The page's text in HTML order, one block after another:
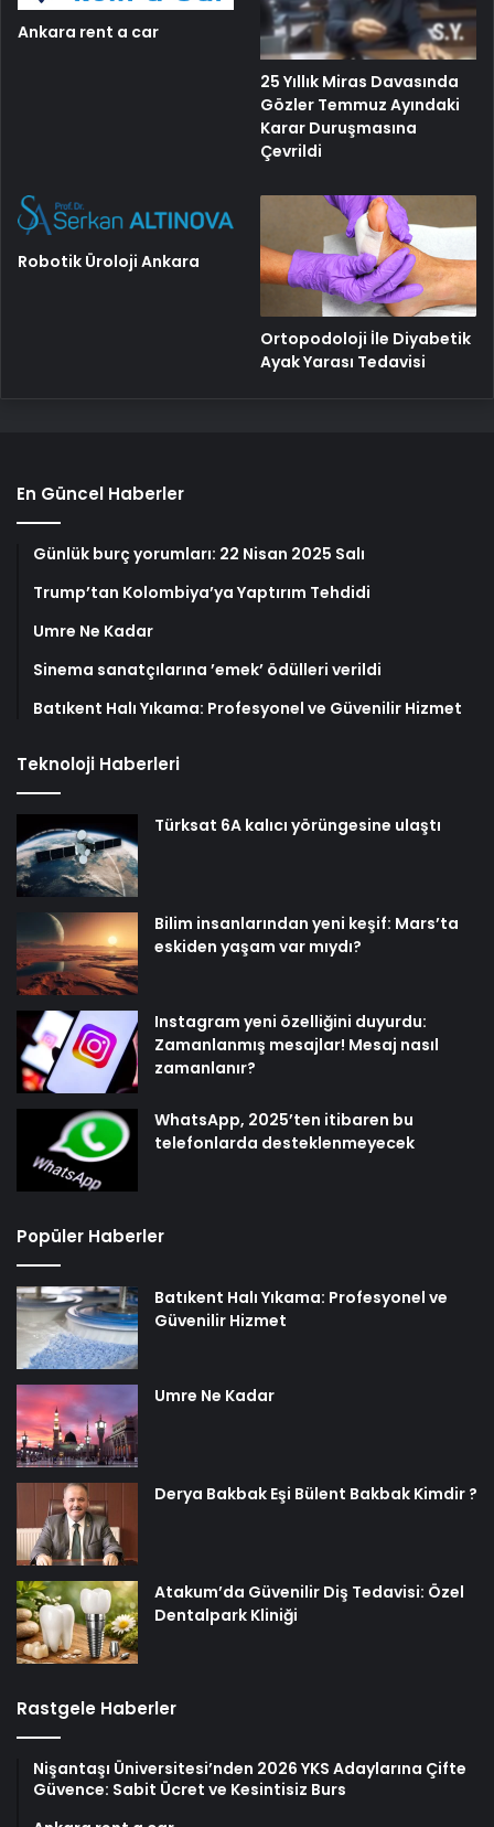
Ankara rent a car
25 Yıllık Miras Davasında
Gözler Temmuz Ayındaki
Karar Duruşmasına
Çevrildi
Robotik Üroloji Ankara
Ortopodoloji İle Diyabetik
Ayak Yarası Tedavisi
En Güncel Haberler
Günlük burç yorumları: 22 Nisan 2025 Salı
Trump’tan Kolombiya’ya Yaptırım Tehdidi
Umre Ne Kadar
Sinema sanatçılarına ’emek’ ödülleri verildi
Batıkent Halı Yıkama: Profesyonel ve Güvenilir Hizmet
Teknoloji Haberleri
Türksat 6A kalıcı yörüngesine ulaştı
Bilim insanlarından yeni keşif: Mars’ta
eskiden yaşam var mıydı?
Instagram yeni özelliğini duyurdu:
Zamanlanmış mesajlar! Mesaj nasıl
zamanlanır?
WhatsApp, 2025’ten itibaren bu
telefonlarda desteklenmeyecek
Popüler Haberler
Batıkent Halı Yıkama: Profesyonel ve
Güvenilir Hizmet
Umre Ne Kadar
Derya Bakbak Eşi Bülent Bakbak Kimdir ?
Atakum’da Güvenilir Diş Tedavisi: Özel
Dentalpark Kliniği
Rastgele Haberler
Nişantaşı Üniversitesi’nden 2026 YKS Adaylarına Çifte
Güvence: Sabit Ücret ve Kesintisiz Burs